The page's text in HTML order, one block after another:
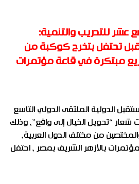
عشر للتدريب والتنمية:
تحتفل بتخرج كوكبة من
مبتكرة في قاعة مؤتمرات
الدولية الملتقى الدولي التاسع
شعار “تحويل الخيال إلى واقع”، وذلك
من مختلف الدول العربية،
بالأزهر الشريف بمصر ، احتفل